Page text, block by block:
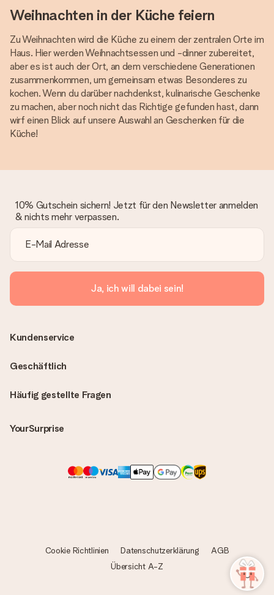
Weihnachten in der Küche feiern
Zu Weihnachten wird die Küche zu einem der zentralen Orte im
Haus. Hier werden Weihnachtsessen und -dinner zubereitet,
aber es ist auch der Ort, an dem verschiedene Generationen
zusammenkommen, um gemeinsam etwas Besonderes zu
kochen. Wenn du darüber nachdenkst, kulinarische Geschenke
zu machen, aber noch nicht das Richtige gefunden hast, dann
wirf einen Blick auf unsere Auswahl an Geschenken für die
Küche!
10% Gutschein sichern! Jetzt für den Newsletter anmelden
& nichts mehr verpassen.
Ja, ich will dabei sein!
Häufig gestellte Fragen
YourSurprise
Kundenservice
Geschäftlich
Cookie Richtlinien Datenschutzerklärung
AGB
Übersicht A-Z